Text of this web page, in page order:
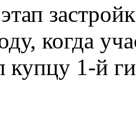
когда
купцу 1-й